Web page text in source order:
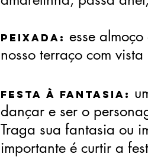
Peixada: esse
nosso terraço com
Festa à Fantasia:
dançar e ser o
Traga sua fantasia ou
importante é curtir a